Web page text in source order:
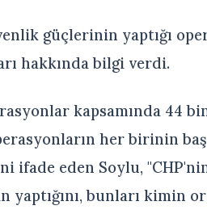
güçlerinin yaptığı
hakkında bilgi verdi.
kapsamında 44
her birinin
ifade eden Soylu,
yaptığını, bunları kimin